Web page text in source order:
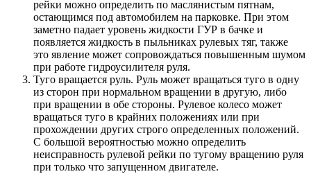
рейки можно определить по маслянистым пятнам,
остающимся под автомобилем на парковке. При этом
заметно падает уровень жидкости ГУР в бачке и
появляется жидкость в пыльниках рулевых тяг, также
это явление может сопровождаться повышенным шумом
при работе гидроусилителя руля.
Туго вращается руль. Руль может вращаться туго в одну
из сторон при нормальном вращении в другую, либо
при вращении в обе стороны. Рулевое колесо может
вращаться туго в крайних положениях или при
прохождении других строго определенных положений.
С большой вероятностью можно определить
неисправность рулевой рейки по тугому вращению руля
при только что запущенном двигателе.